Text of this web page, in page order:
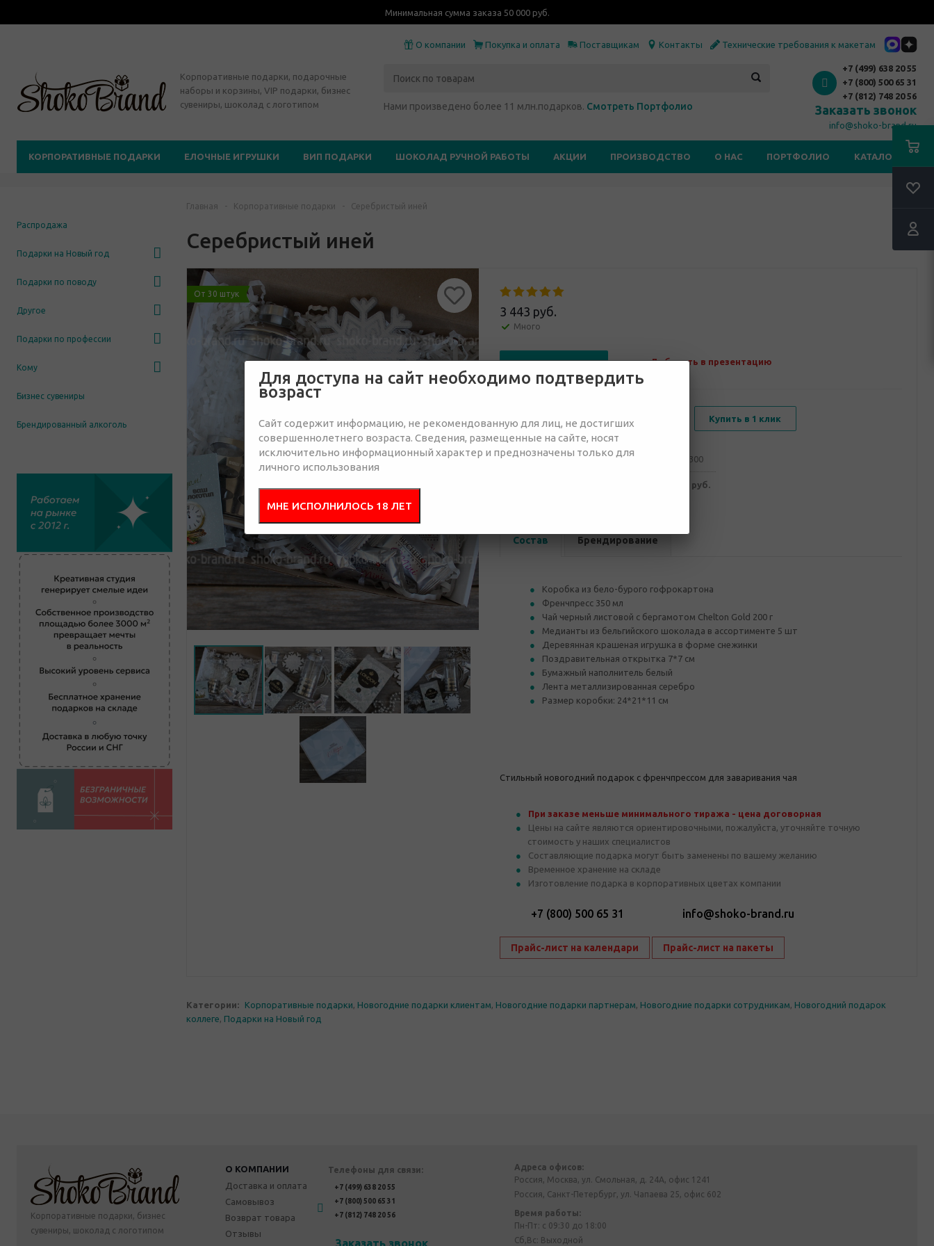
Минимальная сумма заказа 50 000 руб.
О компании Покупка и оплата Поставщикам Контакты Технические требования к макетам
Корпоративные подарки, подарочные
наборы и корзины, VIP подарки, бизнес
сувениры, шоколад с логотипом
Нами произведено более 11 млн.подарков. Смотреть Портфолио
+7 (499) 638 20 55
+7 (800) 500 65 31
+7 (812) 748 20 56
Заказать звонок
info@shoko-brand.ru
КОРПОРАТИВНЫЕ ПОДАРКИ ЕЛОЧНЫЕ ИГРУШКИ ВИП ПОДАРКИ ШОКОЛАД РУЧНОЙ РАБОТЫ АКЦИИ ПРОИЗВОДСТВО О НАС ПОРТФОЛИО КАТАЛОГИ
Распродажа
Подарки на Новый год
Подарки по поводу
Другое
Подарки по профессии
Кому
Бизнес сувениры
Брендированный алкоголь
Главная - Корпоративные подарки - Серебристый иней
Серебристый иней
От 30 штук
3 443 руб.
Много
Отправить запрос Добавить в презентацию
Купить в 1 клик
от 30 от 50 от 100 от 300
3 443 руб.
Состав Брендирование
Коробка из бело-бурого гофрокартона
Френчпресс 350 мл
Чай черный листовой с бергамотом Chelton Gold 200 г
Медианты из бельгийского шоколада в ассортименте 5 шт
Деревянная крашеная игрушка в форме снежинки
Поздравительная открытка 7*7 см
Бумажный наполнитель белый
Лента металлизированная серебро
Размер коробки: 24*21*11 см
Стильный новогодний подарок с френчпрессом для заваривания чая
При заказе меньше минимального тиража - цена договорная
Цены на сайте являются ориентировочными, пожалуйста, уточняйте точную
стоимость у наших специалистов
Составляющие подарка могут быть заменены по вашему желанию
Временное хранение на складе
Изготовление подарка в корпоративных цветах компании
+7 (800) 500 65 31 info@shoko-brand.ru
Прайс-лист на календари Прайс-лист на пакеты
Категории: Корпоративные подарки, Новогодние подарки клиентам, Новогодние подарки партнерам, Новогодние подарки сотрудникам, Новогодний подарок
коллеге, Подарки на Новый год
Корпоративные подарки, бизнес
сувениры, шоколад с логотипом
О КОМПАНИИ
Доставка и оплата
Самовывоз
Возврат товара
Отзывы
Телефоны для связи:
+7 (499) 638 20 55
+7 (800) 500 65 31
+7 (812) 748 20 56
Заказать звонок
Адреса офисов:
Россия, Москва, ул. Смольная, д. 24А, офис 1241
Россия, Санкт-Петербург, ул. Чапаева 25, офис 602
Время работы:
Пн-Пт: с 09:30 до 18:00
Сб,Вс: Выходной
Для доступа на сайт необходимо подтвердить
возраст
Сайт содержит информацию, не рекомендованную для лиц, не достигших
совершеннолетнего возраста. Сведения, размещенные на сайте, носят
исключительно информационный характер и преднозначены только для
личного использования
МНЕ ИСПОЛНИЛОСЬ 18 ЛЕТ